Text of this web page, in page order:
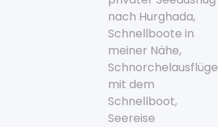
nach Hurghada,
Schnellboote in
meiner Nähe,
Schnorchelausflüge
mit dem
Schnellboot,
Seereise